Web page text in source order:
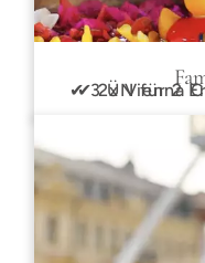
✔ 2x Vienna